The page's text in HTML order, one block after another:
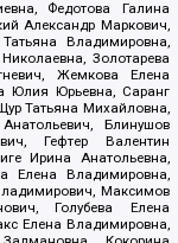
Федотова Галина
Александр Маркович,
Владимировна,
Золотарева
Жемкова Елена
Юлия Юрьевна, Саранг
Татьяна Михайловна,
Блинушов
Гефтер Валентин
Ирина Анатольевна,
Елена Владимировна,
Максимов
Голубева Елена
Елена Владимировна,